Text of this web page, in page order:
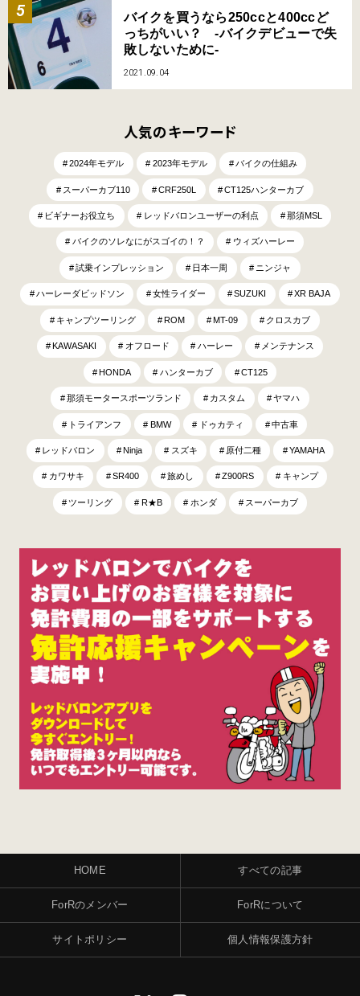
バイクを買うなら250ccと400ccど
っちがいい？ -バイクデビューで失
敗しないために-
2021.09.04
人気のキーワード
2024年モデル 2023年モデル バイクの仕組み
スーパーカブ110 CRF250L CT125ハンターカブ
ビギナーお役立ち レッドバロンユーザーの利点 那須MSL
バイクのソレなにがスゴイの！？ ウィズハーレー
試乗インプレッション 日本一周 ニンジャ
ハーレーダビッドソン 女性ライダー SUZUKI XR BAJA
キャンプツーリング ROM MT-09 クロスカブ
KAWASAKI オフロード ハーレー メンテナンス
HONDA ハンターカブ CT125
那須モータースポーツランド カスタム ヤマハ
トライアンフ BMW ドゥカティ 中古車
レッドバロン Ninja スズキ 原付二種 YAMAHA
カワサキ SR400 旅めし Z900RS キャンプ
ツーリング R★B ホンダ スーパーカブ
HOME すべての記事
ForRのメンバー ForRについて
サイトポリシー 個人情報保護方針